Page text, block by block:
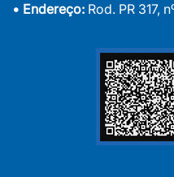
• Endereço: Rod. PR 317,